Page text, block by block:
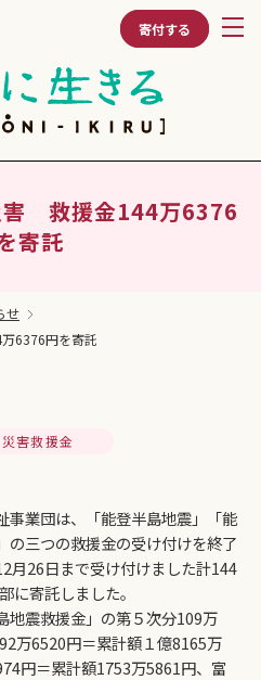
寄付する
救援金144万6376
寄託
せ
6376円を寄託
災害救援金
業団は、「能登半島地震」「能
の三つの救援金の受け付けを終了
月26日まで受け付けました計144
に寄託しました。
震救援金」の第５次分109万
万6520円＝累計額１億8165万
円＝累計額1753万5861円、富